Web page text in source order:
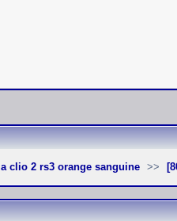
Ma clio 2 rs3 orange sanguine